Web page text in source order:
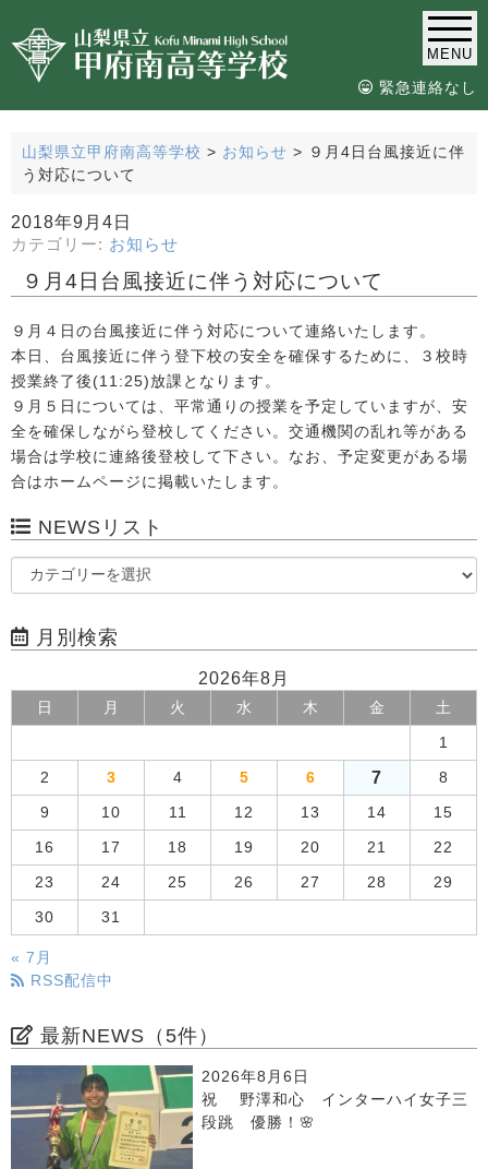
MENU
緊急連絡なし
山梨県立甲府南高等学校 > お知らせ > ９月4日台風接近に伴
う対応について
2018年9月4日
カテゴリー: お知らせ
９月4日台風接近に伴う対応について
９月４日の台風接近に伴う対応について連絡いたします。
本日、台風接近に伴う登下校の安全を確保するために、３校時
授業終了後(11:25)放課となります。
９月５日については、平常通りの授業を予定していますが、安
全を確保しながら登校してください。交通機関の乱れ等がある
場合は学校に連絡後登校して下さい。なお、予定変更がある場
合はホームページに掲載いたします。
NEWSリスト
月別検索
2026年8月
日 月 火 水 木 金 土
1
2 3 4 5 6 7 8
9 10 11 12 13 14 15
16 17 18 19 20 21 22
23 24 25 26 27 28 29
30 31
« 7月
RSS配信中
最新NEWS（5件）
2026年8月6日
祝 野澤和心 インターハイ女子三
段跳 優勝！🌸